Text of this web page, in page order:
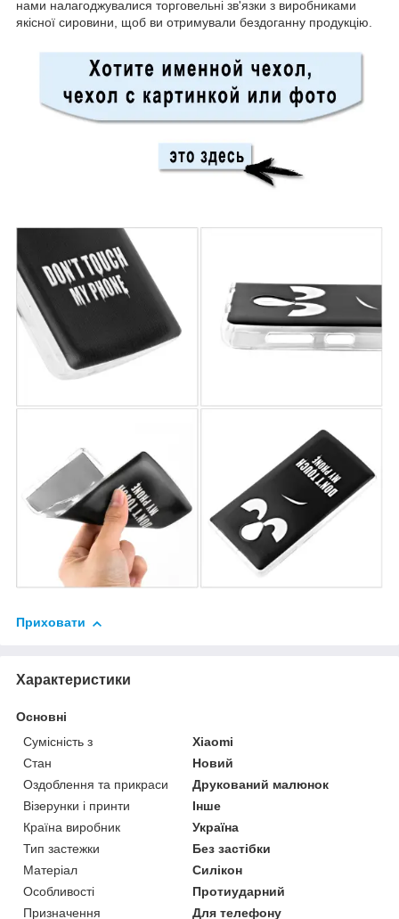
нами налагоджувалися торговельні зв'язки з виробниками
якісної сировини, щоб ви отримували бездоганну продукцію.
Приховати
Характеристики
Основні
Сумісність з
Xiaomi
Стан
Новий
Оздоблення та прикраси
Друкований малюнок
Візерунки і принти
Інше
Країна виробник
Україна
Тип застежки
Без застібки
Матеріал
Силікон
Особливості
Протиударний
Призначення
Для телефону